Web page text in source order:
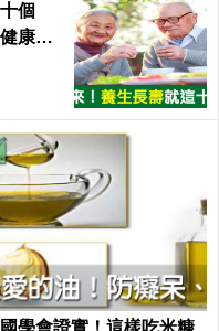
個
康He
學會證實！這樣吃米糠